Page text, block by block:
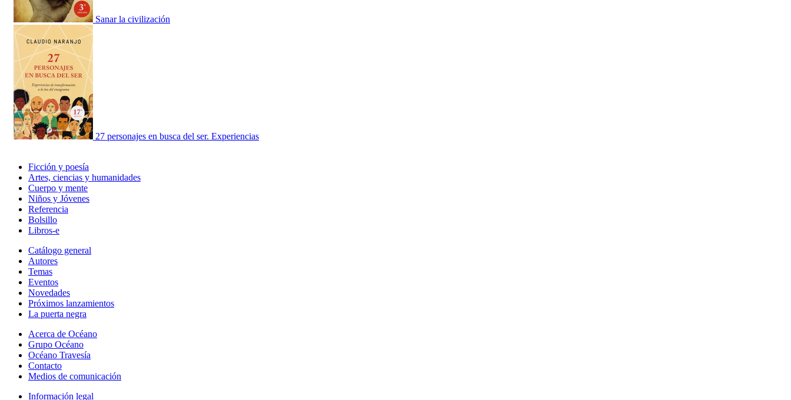
Sanar la civilización
27 personajes en busca del ser. Experiencias
Ficción y poesía
Artes, ciencias y humanidades
Cuerpo y mente
Niños y Jóvenes
Referencia
Bolsillo
Libros-e
Catálogo general
Autores
Temas
Eventos
Novedades
Próximos lanzamientos
La puerta negra
Acerca de Océano
Grupo Océano
Océano Travesía
Contacto
Medios de comunicación
Información legal